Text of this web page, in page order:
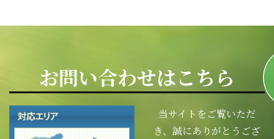
お問い合わせはこちら
当サイトをご覧いただ
き、誠にありがとうござ